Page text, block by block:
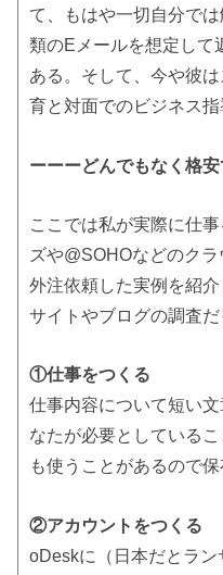
て、もはや一切自分で
類のEメールを想定して
ある。そして、今や彼
育と対面でのビジネス
ーーーどんでもなく格
ここでは私が実際に仕
ズや@SOHOなどのク
外注依頼した実例を紹
サイトやブログの調査だ
①仕事をつくる
仕事内容について短い
なたが必要としている
も使うことがあるので保
②アカウントをつくる
oDeskに（日本だとラ